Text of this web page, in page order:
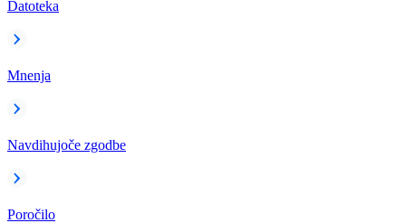
Datoteka
Mnenja
Navdihujoče zgodbe
Poročilo